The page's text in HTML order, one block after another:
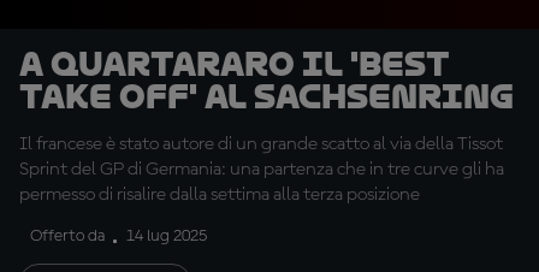
A Quartararo il 'Best
Take Off' al Sachsenring
Il francese è stato autore di un grande scatto al via della Tissot
Sprint del GP di Germania: una partenza che in tre curve gli ha
permesso di risalire dalla settima alla terza posizione
Offerto da 14 lug 2025